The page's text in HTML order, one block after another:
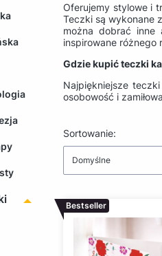
Oferujemy stylowe i
Teczki są wykonane
można dobrać inne
inspirowane różnego
Gdzie kupić teczki
Najpiękniejsze
osobowość i
Lista
Sortowanie:
Domyślne
Bestseller